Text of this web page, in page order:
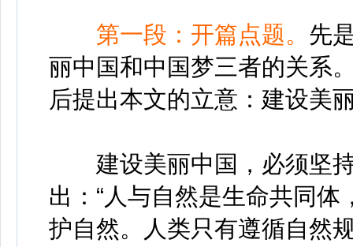
第一段：开篇点题。 先
丽中国和中国梦三者的关系
后提出本文的立意：建设美
建设美丽中国，必须坚持
出：“人与自然是生命共同
护自然。人类只有遵循自然